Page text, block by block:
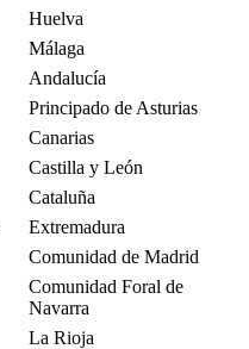
Huelva
Málaga
Andalucía
Principado de Asturias
Canarias
Castilla y León
Cataluña
Extremadura
Comunidad de Madrid
Comunidad Foral de
Navarra
La Rioja